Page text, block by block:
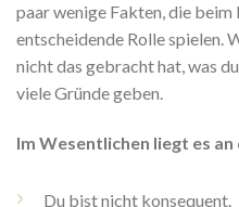
paar wenige Fakten, die
entscheidende Rolle spielen.
nicht das gebracht hat, was
viele Gründe geben.
Im Wesentlichen liegt es an
Du bist nicht konsequent.